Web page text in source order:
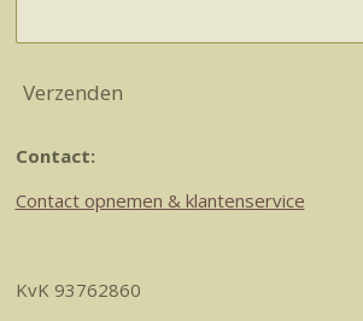
Verzenden
Contact:
Contact opnemen & klantenservice
KvK 93762860